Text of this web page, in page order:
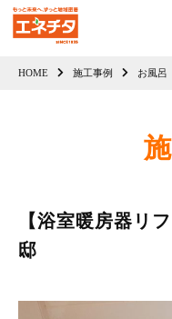
HOME 施工事例 お風呂
【浴室暖房器
邸